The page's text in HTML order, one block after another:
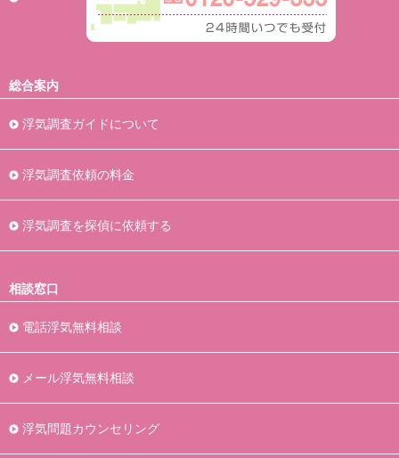
総合案内
浮気調査ガイドについて
浮気調査依頼の料金
浮気調査を探偵に依頼する
相談窓口
電話浮気無料相談
メール浮気無料相談
浮気問題カウンセリング